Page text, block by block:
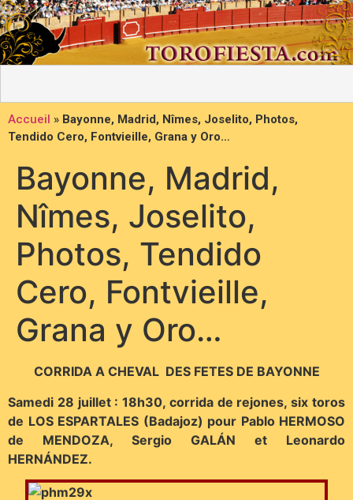
Accueil » Bayonne, Madrid, Nîmes, Joselito, Photos,
Tendido Cero, Fontvieille, Grana y Oro…
Bayonne, Madrid,
Nîmes, Joselito,
Photos, Tendido
Cero, Fontvieille,
Grana y Oro…
CORRIDA A CHEVAL DES FETES DE BAYONNE
Samedi 28 juillet : 18h30, corrida de rejones, six toros
de LOS ESPARTALES (Badajoz) pour Pablo HERMOSO
de MENDOZA, Sergio GALÁN et Leonardo
HERNÁNDEZ.